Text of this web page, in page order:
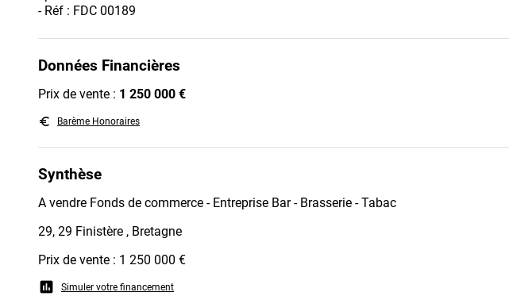
- Réf : FDC 00189
Données Financières
Prix de vente : 1 250 000 €
euro_symbol Barème Honoraires
Synthèse
A vendre Fonds de commerce - Entreprise Bar - Brasserie - Tabac
29, 29 Finistère , Bretagne
Prix de vente : 1 250 000 €
assessment
Simuler votre financement